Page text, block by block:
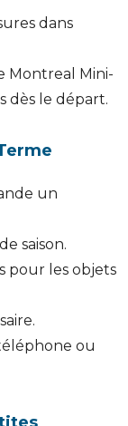
dans
Montreal Mini-
dès le départ.
un
saison.
pour les objets
ou